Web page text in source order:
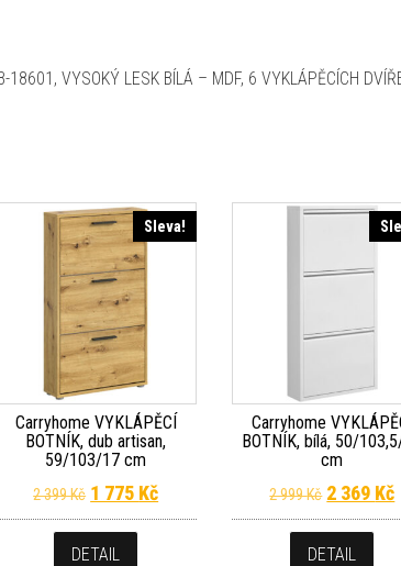
VYSOKÝ LESK BÍLÁ – MDF, 6 VYKLÁPĚCÍCH
899 Kč.
je: 3 625 Kč.
Sleva!
Carryhome VYKLÁPĚCÍ
BOTNÍK, dub artisan,
59/103/17 cm
2 399Kč Původní cena byla: 2 399 Kč.
1 775 KčAktuální cena je: 1 775 Kč.
DETAIL
Carryhome
BOTNÍK, bílá, 50/
cm
2 999Kč Původní
2 369 Kč
DETAIL